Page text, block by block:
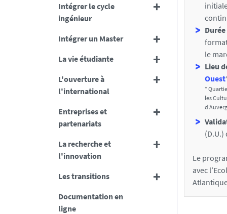
Intégrer le cycle
ingénieur
Intégrer un Master
La vie étudiante
L'ouverture à
l'international
Entreprises et
partenariats
La recherche et
l'innovation
Les transitions
Documentation en
ligne
le
Lieu
Ouest
*
les
Le
avec